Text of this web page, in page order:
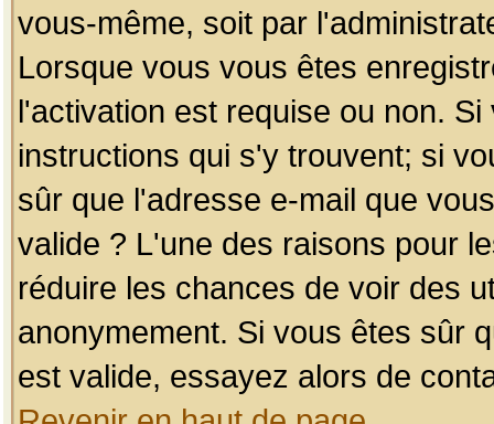
vous-même, soit par
Lorsque vous vous êtes
l'activation est requise ou non.
instructions qui s'y trouvent; si
sûr que l'adresse e-mail que
valide ? L'une des raisons pour
réduire les chances de voir des
anonymement. Si vous êtes sûr
est valide, essayez alors de